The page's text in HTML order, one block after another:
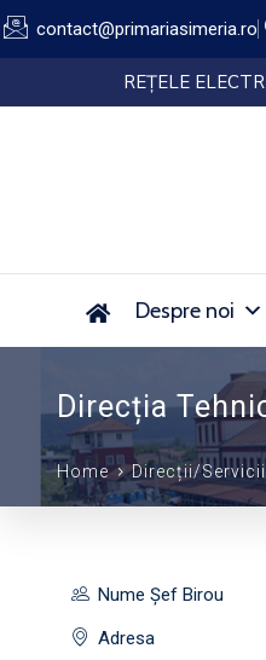
contact@primariasimeria.ro
Despre noi
Direcția
Home Direcții/Servicii
Nume Șef Birou
Adresa